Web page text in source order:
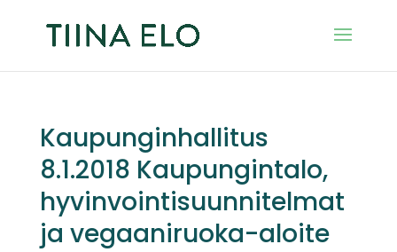
Kaupunginhallitus
8.1.2018 Kaupungintalo,
hyvinvointisuunnitelmat
ja vegaaniruoka-aloite